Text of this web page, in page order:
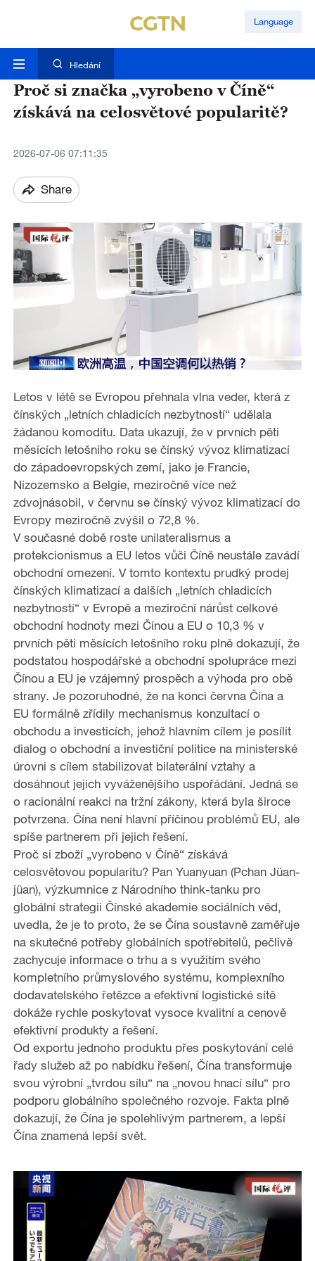
Language
Hledání
Proč si značka „vyrobeno v Číně“
získává na celosvětové popularitě?
2026-07-06 07:11:35
Share
Letos v létě se Evropou přehnala vlna veder, která z
čínských „letních chladicích nezbytností“ udělala
žádanou komoditu. Data ukazují, že v prvních pěti
měsících letošního roku se čínský vývoz klimatizací
do západoevropských zemí, jako je Francie,
Nizozemsko a Belgie, meziročně více než
zdvojnásobil, v červnu se čínský vývoz klimatizací do
Evropy meziročně zvýšil o 72,8 %.
V současné době roste unilateralismus a
protekcionismus a EU letos vůči Číně neustále zavádí
obchodní omezení. V tomto kontextu prudký prodej
čínských klimatizací a dalších „letních chladicích
nezbytností“ v Evropě a meziroční nárůst celkové
obchodní hodnoty mezi Čínou a EU o 10,3 % v
prvních pěti měsících letošního roku plně dokazují, že
podstatou hospodářské a obchodní spolupráce mezi
Čínou a EU je vzájemný prospěch a výhoda pro obě
strany. Je pozoruhodné, že na konci června Čína a
EU formálně zřídily mechanismus konzultací o
obchodu a investicích, jehož hlavním cílem je posílit
dialog o obchodní a investiční politice na ministerské
úrovni s cílem stabilizovat bilaterální vztahy a
dosáhnout jejich vyváženějšího uspořádání. Jedná se
o racionální reakci na tržní zákony, která byla široce
potvrzena. Čína není hlavní příčinou problémů EU, ale
spíše partnerem při jejich řešení.
Proč si zboží „vyrobeno v Číně“ získává
celosvětovou popularitu? Pan Yuanyuan (Pchan Jüan-
jüan), výzkumnice z Národního think-tanku pro
globální strategii Čínské akademie sociálních věd,
uvedla, že je to proto, že se Čína soustavně zaměřuje
na skutečné potřeby globálních spotřebitelů, pečlivě
zachycuje informace o trhu a s využitím svého
kompletního průmyslového systému, komplexního
dodavatelského řetězce a efektivní logistické sítě
dokáže rychle poskytovat vysoce kvalitní a cenově
efektivní produkty a řešení.
Od exportu jednoho produktu přes poskytování celé
řady služeb až po nabídku řešení, Čína transformuje
svou výrobní „tvrdou sílu“ na „novou hnací sílu“ pro
podporu globálního společného rozvoje. Fakta plně
dokazují, že Čína je spolehlivým partnerem, a lepší
Čína znamená lepší svět.